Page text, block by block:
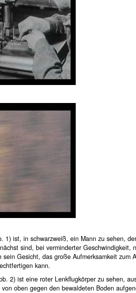
1) ist, in schwarzweiß, ein Mann zu sehen,
sind, bei verminderter Geschwindigkeit,
sein Gesicht, das große Aufmerksamkeit zum
kann.
2) ist eine roter Lenkflugkörper zu sehen,
oben gegen den bewaldeten Boden